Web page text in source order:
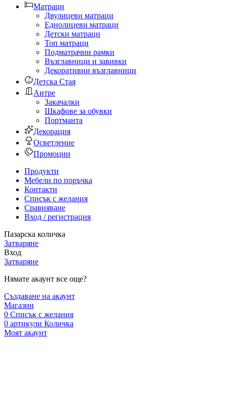
Матраци
Двулицеви матраци
Еднолицеви матраци
Детски матраци
Топ матраци
Подматрачни рамки
Възглавници и завивки
Декоративни възглавници
Детска Стая
Антре
Закачалки
Шкафове за обувки
Портманта
Декорация
Осветление
Промоции
Продукти
Мебели по поръчка
Контакти
Списък с желания
Сравняване
Вход / регистрация
Пазарска количка
Затваряне
Вход
Затваряне
Нямате акаунт все още?
Създаване на акаунт
Магазин
0 Списък с желания
0 артикули Количка
Моят акаунт